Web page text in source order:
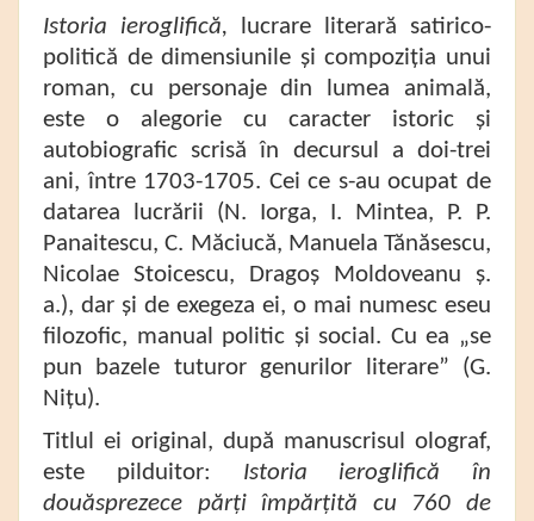
Istoria ieroglifică, lucrare literară satirico-
politică de dimensiunile și compoziția unui
roman, cu personaje din lumea animală,
este o alegorie cu caracter istoric și
autobiografic scrisă în decursul a doi-trei
ani, între 1703-1705. Cei ce s-au ocupat de
datarea lucrării (N. Iorga, I. Mintea, P. P.
Panaitescu, C. Măciucă, Manuela Tănăsescu,
Nicolae Stoicescu, Dragoș Moldoveanu ș.
a.), dar și de exegeza ei, o mai numesc eseu
filozofic, manual politic și social. Cu ea „se
pun bazele tuturor genurilor literare” (G.
Nițu).
Titlul ei original, după manuscrisul olograf,
este pilduitor: Istoria ieroglifică în
douăsprezece părți împărțită cu 760 de